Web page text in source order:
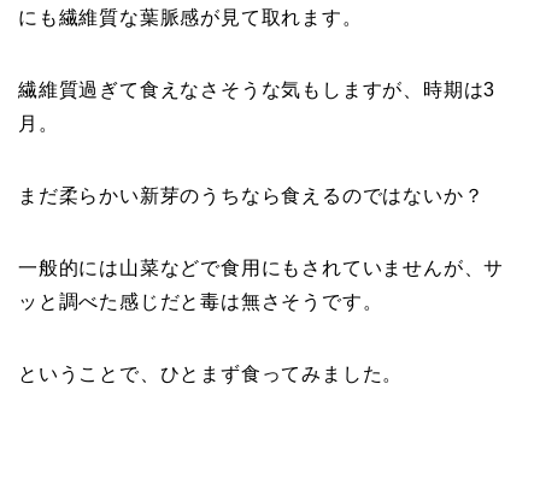
にも繊維質な葉脈感が見て取れます。
繊維質過ぎて食えなさそうな気もしますが、時期は3
月。
まだ柔らかい新芽のうちなら食えるのではないか？
一般的には山菜などで食用にもされていませんが、サ
ッと調べた感じだと毒は無さそうです。
ということで、ひとまず食ってみました。